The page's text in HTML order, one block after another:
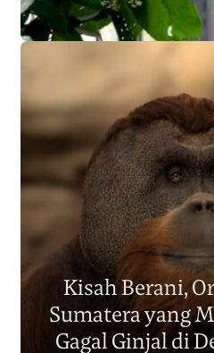
Populasi
Sumatera
Individu dalam
Junaidi Hanafiah
Kisah Berani,
Sumatera yang
Gagal Ginjal di